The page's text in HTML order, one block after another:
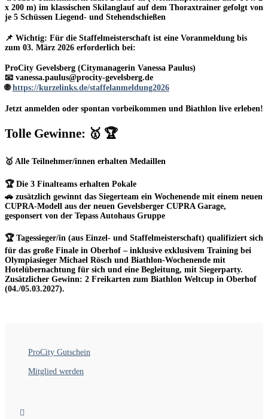
x 200 m) im klassischen Skilanglauf auf dem Thoraxtrainer gefolgt von
je 5 Schüssen Liegend- und Stehendschießen
📌 Wichtig: Für die Staffelmeisterschaft ist eine Voranmeldung bis
zum 03. März 2026 erforderlich bei:
ProCity Gevelsberg (Citymanagerin Vanessa Paulus)
📧 vanessa.paulus@procity-gevelsberg.de
🌐https://kurzelinks.de/staffelanmeldung2026
Jetzt anmelden oder spontan vorbeikommen und Biathlon live erleben!
Tolle Gewinne: 🥇 🏆
🥇 Alle Teilnehmer/innen erhalten Medaillen
🏆 Die 3 Finalteams erhalten Pokale
🚗 zusätzlich gewinnt das Siegerteam ein Wochenende mit einem neuen
CUPRA-Modell aus der neuen Gevelsberger CUPRA Garage,
gesponsert von der Tepass Autohaus Gruppe
🏆 Tagessieger/in (aus Einzel- und Staffelmeisterschaft) qualifiziert sich
für das große Finale in Oberhof – inklusive exklusivem Training bei
Olympiasieger Michael Rösch und Biathlon-Wochenende mit
Hotelübernachtung für sich und eine Begleitung, mit Siegerparty.
Zusätzlicher Gewinn: 2 Freikarten zum Biathlon Weltcup in Oberhof
(04./05.03.2027).
ProCity Gutschein
Mitglied werden
